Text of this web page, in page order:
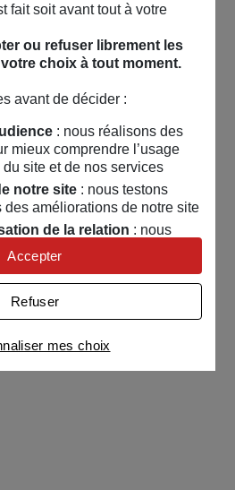
fait soit avant tout à votre
ou refuser librement les
choix à tout moment.
avant de décider :
: nous réalisons des
mieux comprendre l’usage
site et de nos services
notre site: nous testons
des améliorations de notre site
de la relation : nous
cookies pour adapter nos
nos offres
: nous utilisons avec
des cookies pour afficher des
cookies et la liste de nos
mes choix
Refuser
Accepter